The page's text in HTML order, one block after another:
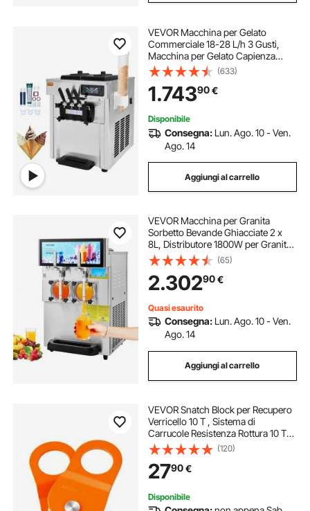
VEVOR Macchina per Gelato
Commerciale 18-28 L/h 3 Gusti,
Macchina per Gelato Capienza
2x5,5 L Tramoggia, Pannello LCD,
Pulizia Automatica di
Preraffreddamento, per Yogurt
Caffè Snack Bar Ristorante
(633)
1.74390€
Disponibile
Consegna: Lun. Ago. 10 - Ven.
Ago. 14
Aggiungi al carrello
VEVOR Macchina per Granita
Sorbetto Bevande Ghiacciate 2 x
8L, Distributore 1800W per Granita
Sorbetto Succhi Freschi in Acciaio
Inox 304, Macchina per Granita
Crema Caffè Sorbetto Serbatoio
Doppio
(65)
2.30290€
Quasi esaurito
Consegna: Lun. Ago. 10 - Ven.
Ago. 14
Aggiungi al carrello
VEVOR Snatch Block per Recupero
Verricello 10 T , Sistema di
Carrucole Resistenza Rottura 10 T
con Corda 10 - 14 mm Accessorio
di Recupero Fuoristrada per
Recupero su Camion, Trattori, ATV
e UTV
(120)
2790€
Disponibile